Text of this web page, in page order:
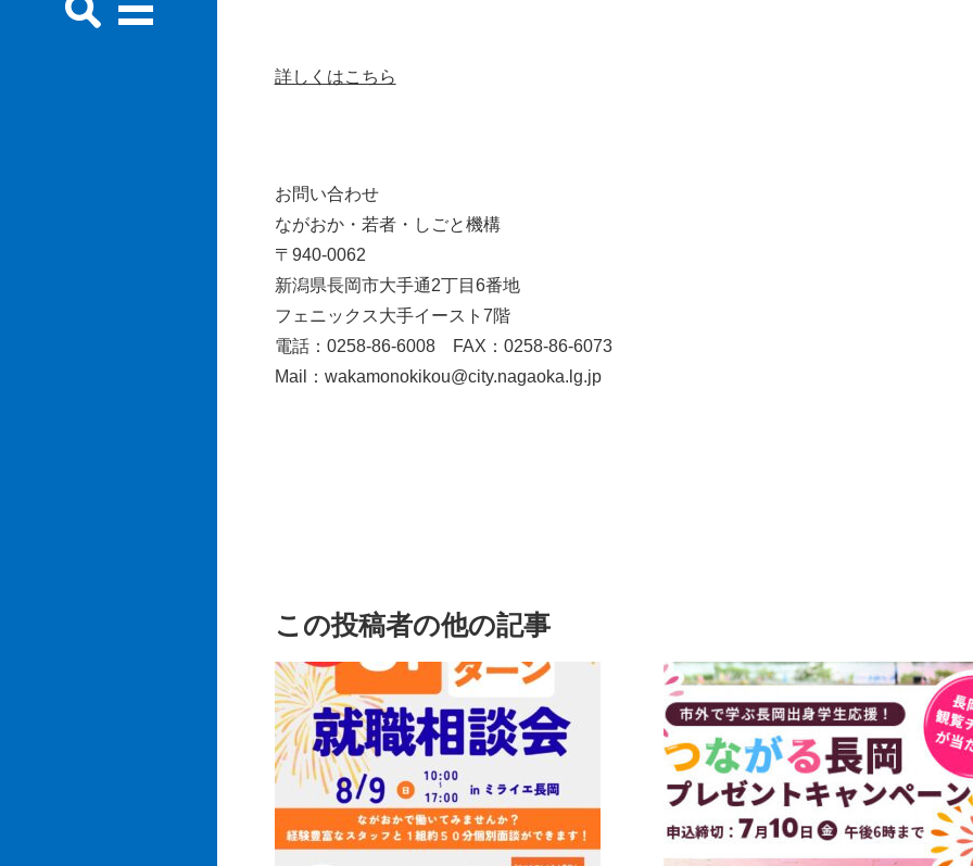
詳しくはこちら
お問い合わせ
ながおか・若者・しごと機構
〒940-0062
新潟県長岡市大手通2丁目6番地
フェニックス大手イースト7階
電話：0258-86-6008 FAX：0258-86-6073
Mail：wakamonokikou@city.nagaoka.lg.jp
この投稿者の他の記事